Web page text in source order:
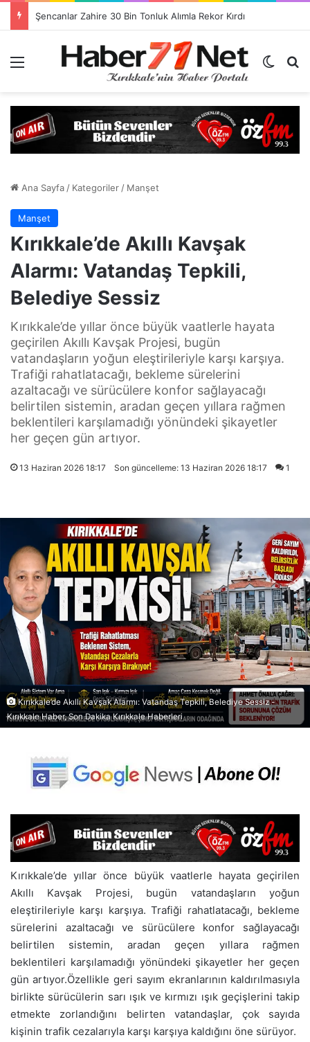
Dış
Ana Sayfa/ Kategoriler/ Manşet
Manşet
Kırıkkale’de Akıllı Kavşak
Alarmı: Vatandaş Tepkili,
Belediye Sessiz
Kırıkkale’de yıllar önce büyük vaatlerle hayata
geçirilen Akıllı Kavşak Projesi, bugün
vatandaşların yoğun eleştirileriyle karşı karşıya.
Trafiği rahatlatacağı, bekleme sürelerini
azaltacağı ve sürücülere konfor sağlayacağı
belirtilen sistemin, aradan geçen yıllara rağmen
beklentileri karşılamadığı yönündeki şikayetler
her geçen gün artıyor.
13 Haziran 2026 18:17 Son güncelleme: 13 Haziran 2026 18:17 1
Kırıkkale’de Akıllı Kavşak Alarmı: Vatandaş Tepkili, Belediye Sessiz -
Kırıkkale Haber, Son Dakika Kırıkkale Haberleri
Kırıkkale’de yıllar önce büyük vaatlerle hayata geçirilen
Akıllı Kavşak Projesi, bugün vatandaşların yoğun
eleştirileriyle karşı karşıya. Trafiği rahatlatacağı, bekleme
sürelerini azaltacağı ve sürücülere konfor sağlayacağı
belirtilen sistemin, aradan geçen yıllara rağmen
beklentileri karşılamadığı yönündeki şikayetler her geçen
gün artıyor.Özellikle geri sayım ekranlarının kaldırılmasıyla
birlikte sürücülerin sarı ışık ve kırmızı ışık geçişlerini takip
etmekte zorlandığını belirten vatandaşlar, çok sayıda
kişinin trafik cezalarıyla karşı karşıya kaldığını öne sürüyor.